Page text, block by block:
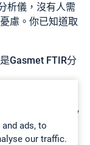
ads, to
our traffic.
析儀，沒有人需
慮。你已知道取
Gasmet FTIR分
資訊或示範，了
效率，給予你的